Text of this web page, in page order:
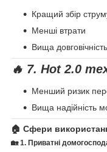
Кращий збір
Менші втрати
Вища довговічність
🔥 7. Hot 2.0
Менший ризик
Вища надійність
🏠 Сфери
🏡 1. Приватні